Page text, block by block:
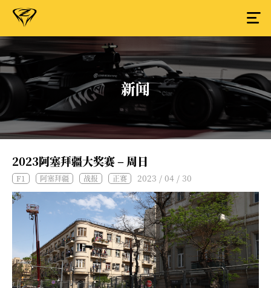
新闻
2023阿塞拜疆大奖赛 – 周日
F1 阿塞拜疆 战报 正赛 2023 / 04 / 30